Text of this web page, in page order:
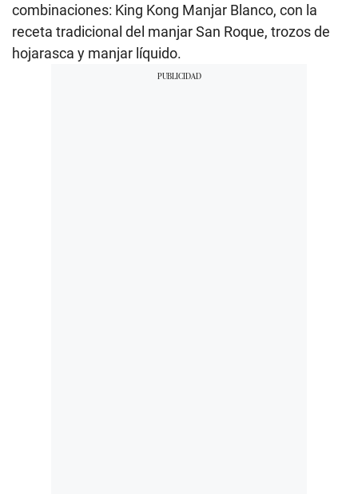
combinaciones: King Kong Manjar Blanco, con la
receta tradicional del manjar San Roque, trozos de
hojarasca y manjar líquido.